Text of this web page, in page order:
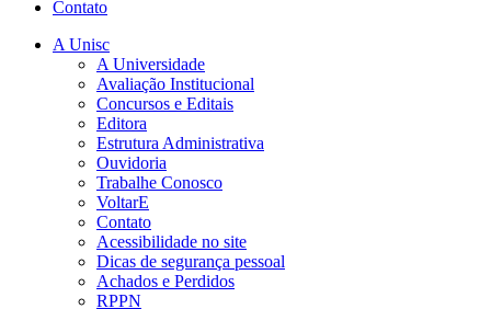
Contato
A Unisc
A Universidade
Avaliação Institucional
Concursos e Editais
Editora
Estrutura Administrativa
Ouvidoria
Trabalhe Conosco
VoltarE
Contato
Acessibilidade no site
Dicas de segurança pessoal
Achados e Perdidos
RPPN